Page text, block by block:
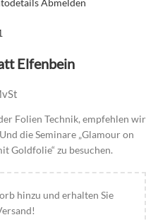
Abmelden
Elfenbein
Folien Technik, empfehlen wir
die Seminare „Glamour on
Goldfolie“ zu besuchen.
hinzu und erhalten Sie